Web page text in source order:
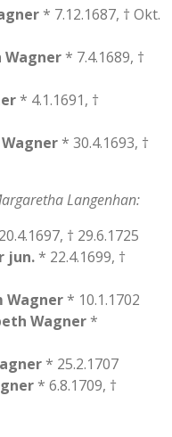
* 7.12.1687, † Okt.
Wagner* 7.4.1689, †
* 4.1.1691, †
* 30.4.1693, †
Langenhan:
† 29.6.1725
jun.* 22.4.1699, †
Wagner* 10.1.1702
Wagner*
* 25.2.1707
* 6.8.1709, †